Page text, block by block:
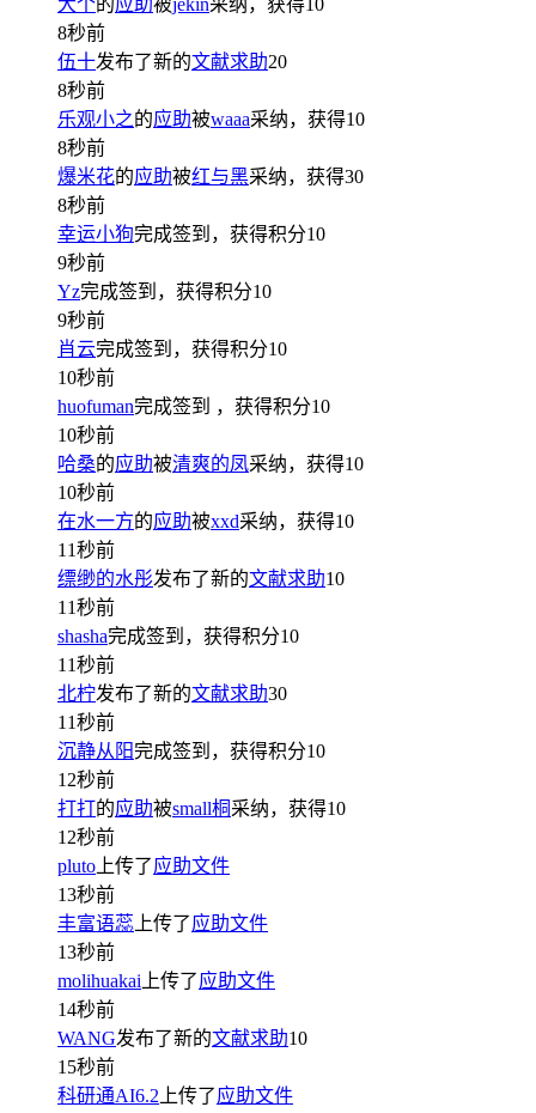
大个的应助被jekin采纳，获得 10
8秒前
伍十发布了新的文献求助20
8秒前
乐观小之的应助被waaa采纳，获得10
8秒前
爆米花的应助被红与黑采纳，获得30
8秒前
幸运小狗完成签到，获得积分10
9秒前
Yz完成签到，获得积分10
9秒前
肖云完成签到，获得积分10
10秒前
huofuman完成签到 ，获得积分10
10秒前
哈桑的应助被清爽的凤采纳，获得10
10秒前
在水一方的应助被xxd采纳，获得10
11秒前
缥缈的水彤发布了新的文献求助10
11秒前
shasha完成签到，获得积分10
11秒前
北柠发布了新的文献求助30
11秒前
沉静从阳完成签到，获得积分10
12秒前
打打的应助被small桐 采纳，获得10
12秒前
pluto 上传了应助文件
13秒前
丰富语蕊 上传了应助文件
13秒前
molihuakai 上传了应助文件
14秒前
WANG发布了新的文献求助10
15秒前
科研通AI6.2 上传了应助文件